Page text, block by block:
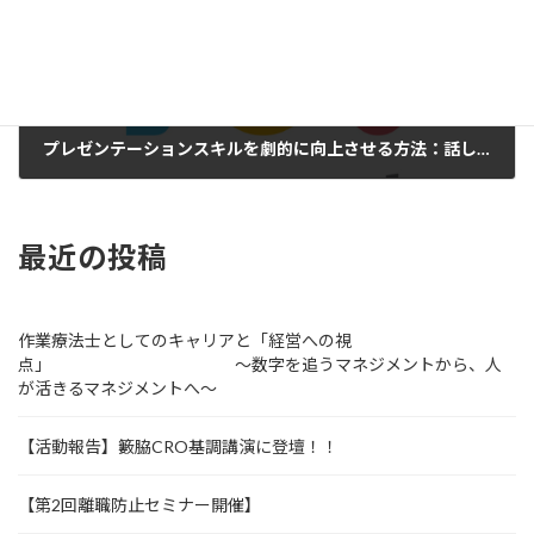
プレゼンテーションスキルを劇的に向上させる方法：話し方とコミュニケーションの秘訣
最近の投稿
作業療法士としてのキャリアと「経営への視
点」 ～数字を追うマネジメントから、人
が活きるマネジメントへ～
【活動報告】籔脇CRO基調講演に登壇！！
【第2回離職防止セミナー開催】